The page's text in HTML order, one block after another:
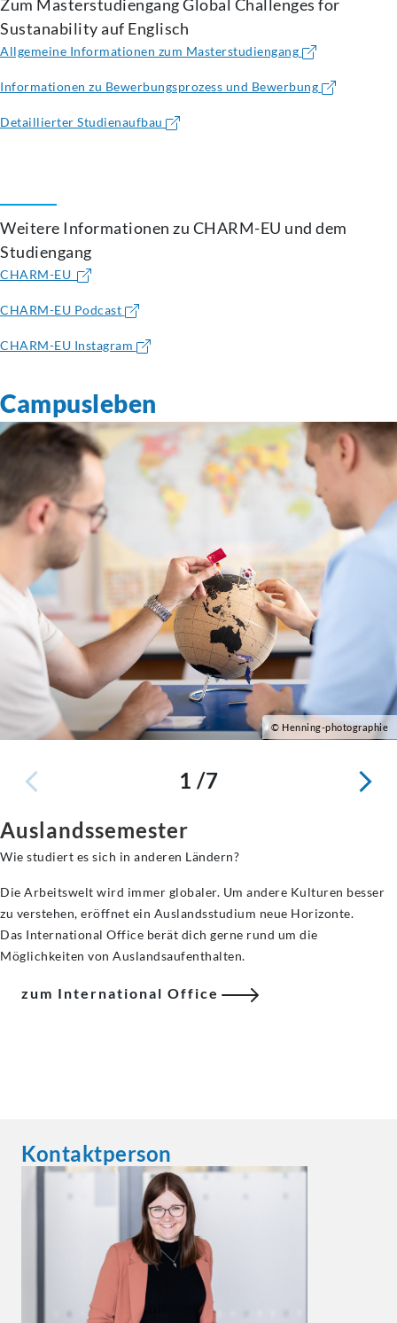
Zum Masterstudiengang Global Challenges for
Sustanability auf Englisch
Allgemeine Informationen zum Masterstudiengang
Informationen zu Bewerbungsprozess und Bewerbung
Detaillierter Studienaufbau
Weitere Informationen zu CHARM-EU und dem
Studiengang
CHARM-EU
CHARM-EU Podcast
CHARM-EU Instagram
Campusleben
© Henning-photographie
1 /7
Auslandssemester
Wie studiert es sich in anderen Ländern?
Die Arbeitswelt wird immer globaler. Um andere Kulturen besser
zu verstehen, eröffnet ein Auslandsstudium neue Horizonte.
Das International Office berät dich gerne rund um die
Möglichkeiten von Auslandsaufenthalten.
zum International Office
Kontaktperson